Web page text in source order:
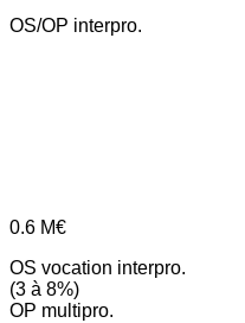
OS/OP interpro.
0.6 M€
OS vocation interpro.
(3 à 8%)
OP multipro.